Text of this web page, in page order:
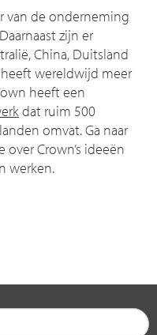
van de onderneming
zijn er
China, Duitsland
wereldwijd meer
heeft een
dat ruim 500
omvat. Ga naar
Crown’s ideeën
werken.